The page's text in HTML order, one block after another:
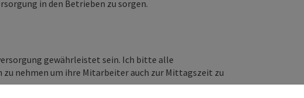
in den Betrieben zu sorgen.
gewährleistet sein. Ich bitte alle
zu nehmen um ihre Mitarbeiter auch zur Mittagszeit zu